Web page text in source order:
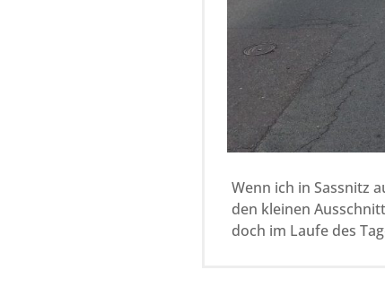
Wenn ich in Sassnitz
den kleinen
doch im Laufe des